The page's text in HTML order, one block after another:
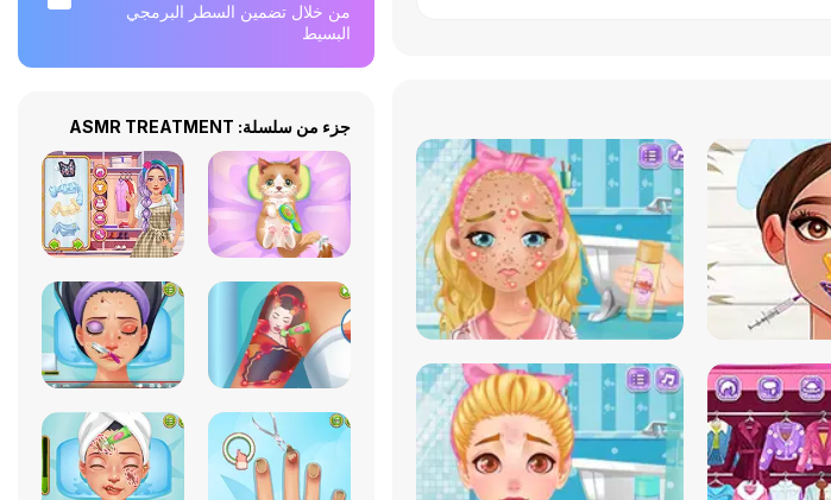
من خلال تضمين السطر البرمجي
البسيط
جزء من سلسلة: ASMR TREATMENT